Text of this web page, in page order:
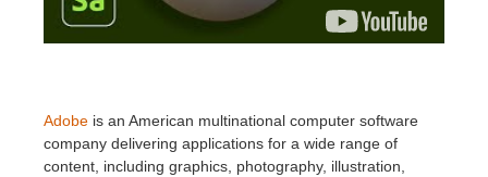
Adobe is an American multinational computer software
company delivering applications for a wide range of
content, including graphics, photography, illustration,